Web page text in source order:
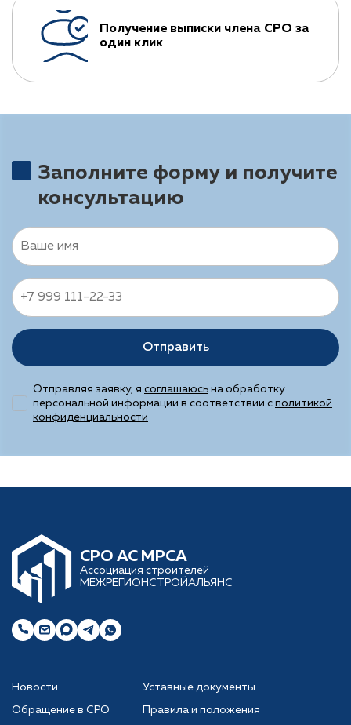
Получение выписки члена СРО за
один клик
Заполните форму и получите
консультацию
Отправить
Отправляя заявку, я соглашаюсь на обработку
персональной информации в соответствии с политикой
конфиденциальности
CРО АС МРСА
Ассоциация строителей
МЕЖРЕГИОНСТРОЙАЛЬЯНС
Новости
Обращение в СРО
Уставные документы
Правила и положения